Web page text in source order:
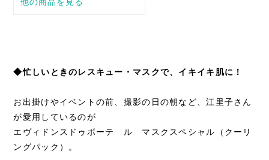
◆忙しいときのレスキュー・マスクで、イキイキ肌に！
お出掛けやイベントの前、撮影の日の朝など、江里子さん
が愛用しているのが
エヴィドンスドゥボーテ ル マスクスペシャル（クーリ
ングパック）。